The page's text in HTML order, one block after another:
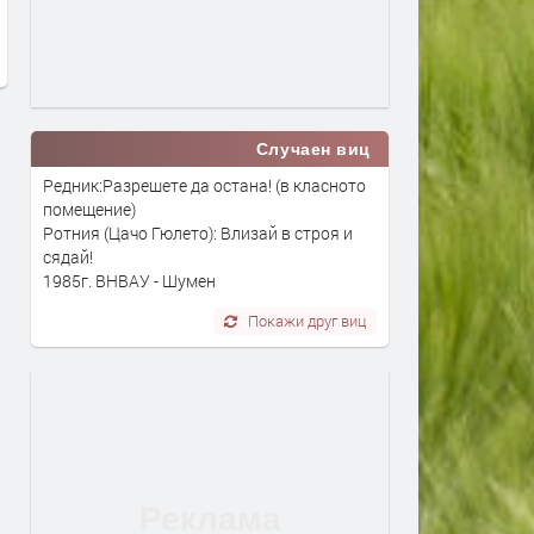
Случаен виц
Редник:Разрешете да остана! (в класното
помещение)
Ротния (Цачо Гюлето): Влизай в строя и
сядай!
1985г. ВНВАУ - Шумен
Покажи друг виц